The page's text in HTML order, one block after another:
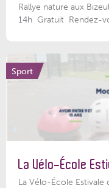
Rallye nature aux
14h Gratuit Rendez-
Sport
La Vélo-École
La Vélo-École Estivale